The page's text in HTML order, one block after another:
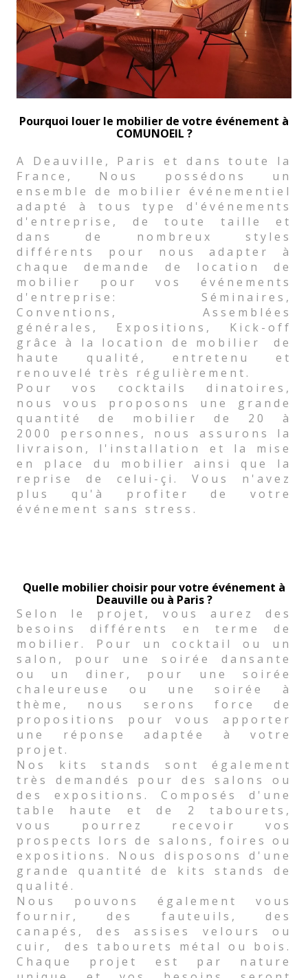
Pourquoi louer le mobilier de votre événement à
COMUNOEIL ?
A Deauville, Paris et dans toute la
France, Nous possédons un
ensemble de mobilier événementiel
adapté à tous type d'événements
d'entreprise, de toute taille et
dans de nombreux styles
différents pour nous adapter à
chaque demande de location de
mobilier pour vos événements
d'entreprise: Séminaires,
Conventions, Assemblées
générales, Expositions, Kick-off
grâce à la location de mobilier de
haute qualité, entretenu et
renouvelé très régulièrement.
Pour vos cocktails dinatoires,
nous vous proposons une grande
quantité de mobilier de 20 à
2000 personnes, nous assurons la
livraison, l'installation et la mise
en place du mobilier ainsi que la
reprise de celui-çi. Vous n'avez
plus qu'à profiter de votre
événement sans stress.
Quelle mobilier choisir pour votre événement à
Deauville ou à Paris ?
Selon le projet, vous aurez des
besoins différents en terme de
mobilier. Pour un cocktail ou un
salon, pour une soirée dansante
ou un diner, pour une soirée
chaleureuse ou une soirée à
thème, nous serons force de
propositions pour vous apporter
une réponse adaptée à votre
projet.
Nos kits stands sont également
très demandés pour des salons ou
des expositions. Composés d'une
table haute et de 2 tabourets,
vous pourrez recevoir vos
prospects lors de salons, foires ou
expositions. Nous disposons d'une
grande quantité de kits stands de
qualité.
Nous pouvons également vous
fournir, des fauteuils, des
canapés, des assises velours ou
cuir, des tabourets métal ou bois.
Chaque projet est par nature